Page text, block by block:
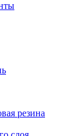
резина